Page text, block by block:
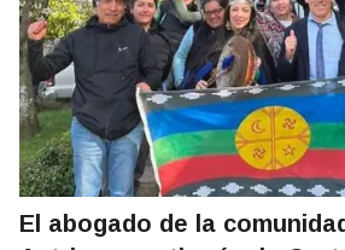
El abogado de la